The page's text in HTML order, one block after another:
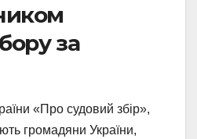
за
«Про судовий збір»,
громадяни України,